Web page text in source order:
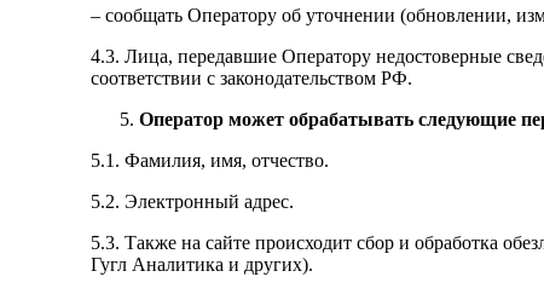
– сообщать Оператору об уточнении (обновлении,
4.3. Лица, передавшие Оператору недостоверные
соответствии с законодательством РФ.
Оператор может обрабатывать следующие
5.1. Фамилия, имя, отчество.
5.2. Электронный адрес.
5.3. Также на сайте происходит сбор и обработка
Гугл Аналитика и других).